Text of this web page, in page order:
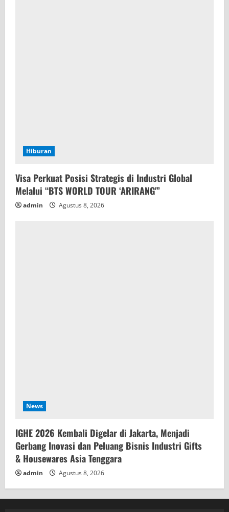
Hiburan
Visa Perkuat Posisi Strategis di Industri Global
Melalui “BTS WORLD TOUR ‘ARIRANG'”
admin Agustus 8, 2026
News
IGHE 2026 Kembali Digelar di Jakarta, Menjadi
Gerbang Inovasi dan Peluang Bisnis Industri Gifts
& Housewares Asia Tenggara
admin Agustus 8, 2026